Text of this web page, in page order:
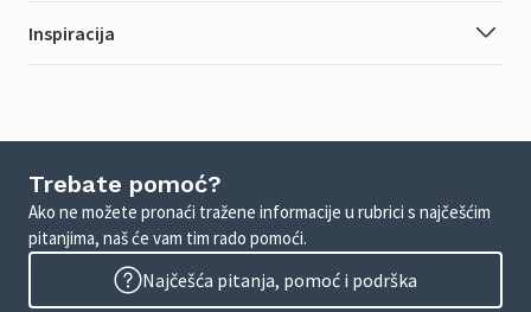
Inspiracija
Trebate pomoć?
Ako ne možete pronaći tražene informacije u rubrici s najčešćim
pitanjima, naš će vam tim rado pomoći.
Najčešća pitanja, pomoć i podrška